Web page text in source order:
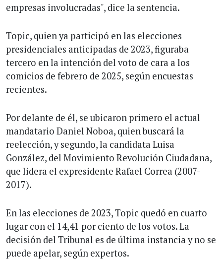
empresas involucradas", dice la sentencia.
Topic, quien ya participó en las elecciones
presidenciales anticipadas de 2023, figuraba
tercero en la intención del voto de cara a los
comicios de febrero de 2025, según encuestas
recientes.
Por delante de él, se ubicaron primero el actual
mandatario Daniel Noboa, quien buscará la
reelección, y segundo, la candidata Luisa
González, del Movimiento Revolución Ciudadana,
que lidera el expresidente Rafael Correa (2007-
2017).
En las elecciones de 2023, Topic quedó en cuarto
lugar con el 14,41 por ciento de los votos. La
decisión del Tribunal es de última instancia y no se
puede apelar, según expertos.